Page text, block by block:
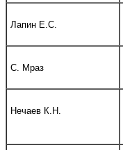
Лапин Е.С.
С. Мраз
Нечаев К.Н.